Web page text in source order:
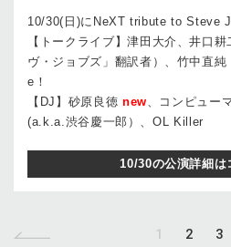
10/30(日)にNeXT tribute to Steve
【トークライブ】津田大介、井口
ヴ・ジョブズ」翻訳者）、竹中直
e！
【DJ】砂原良徳 new、コンピュー
(a.k.a.渋谷慶一郎）、OL Killer
10/30の公演詳細は
1 2 3